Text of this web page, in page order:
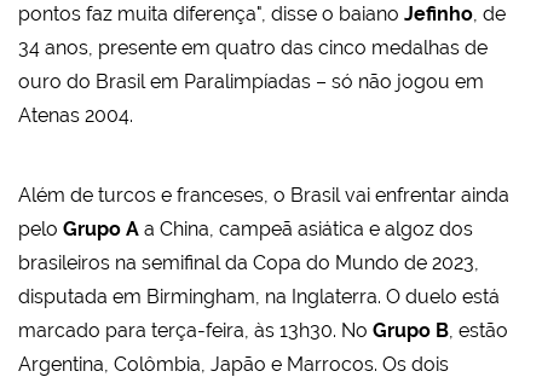
pontos faz muita diferença", disse o baiano Jefinho , de
34 anos, presente em quatro das cinco medalhas de
ouro do Brasil em Paralimpíadas – só não jogou em
Atenas 2004.
Além de turcos e franceses, o Brasil vai enfrentar ainda
pelo Grupo A a China, campeã asiática e algoz dos
brasileiros na semifinal da Copa do Mundo de 2023,
disputada em Birmingham, na Inglaterra. O duelo está
marcado para terça-feira, às 13h30. No Grupo B , estão
Argentina, Colômbia, Japão e Marrocos. Os dois